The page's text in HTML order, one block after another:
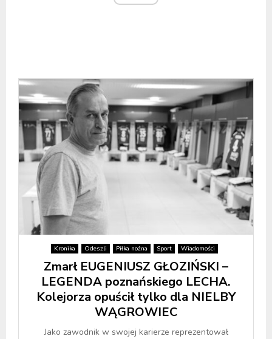
Kronika Odeszli Piłka nożna Sport Wiadomości
Zmarł EUGENIUSZ GŁOZIŃSKI –
LEGENDA poznańskiego LECHA.
Kolejorza opuścił tylko dla NIELBY
WĄGROWIEC
Jako zawodnik w swojej karierze reprezentował